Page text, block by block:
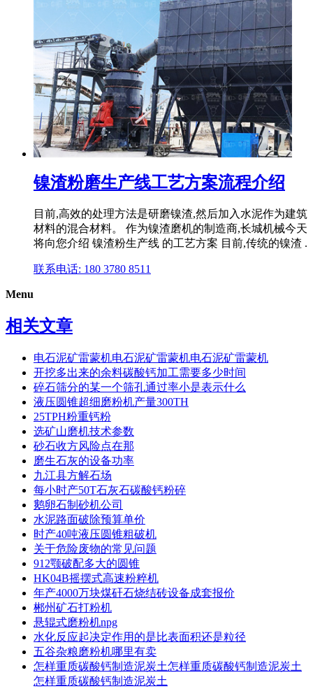
镍渣粉磨生产线工艺方案流程介绍
目前,高效的处理方法是研磨镍渣,然后加入水泥作为建筑
材料的混合材料。 作为镍渣磨机的制造商,长城机械今天
将向您介绍 镍渣粉生产线 的工艺方案 目前,传统的镍渣 .
联系电话: 180 3780 8511
Menu
相关文章
电石泥矿雷蒙机电石泥矿雷蒙机电石泥矿雷蒙机
开挖多出来的余料碳酸钙加工需要多少时间
碎石筛分的某一个筛孔通过率小是表示什么
液压圆锥超细磨粉机产量300TH
25TPH粉重钙粉
选矿山磨机技术参数
砂石收方风险点在那
磨生石灰的设备功率
九江县方解石场
每小时产50T石灰石碳酸钙粉碎
鹅卵石制砂机公司
水泥路面破除预算单价
时产40吨液压圆锥粗破机
关于危险废物的常见问题
912颚破配多大的圆锥
HK04B摇摆式高速粉粹机
年产4000万块煤矸石烧结砖设备成套报价
郴州矿石打粉机
悬辊式磨粉机npg
水化反应起决定作用的是比表面积还是粒径
五谷杂粮磨粉机哪里有卖
怎样重质碳酸钙制造泥炭土怎样重质碳酸钙制造泥炭土
怎样重质碳酸钙制造泥炭土